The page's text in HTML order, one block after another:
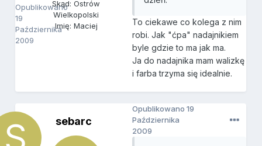
Opublikowano
19
Października
2009
Skąd: Ostrów
Wielkopolski
Imię: Maciej
To ciekawe co kolega z nim
robi. Jak "ćpa" nadajnikiem
byle gdzie to ma jak ma.
Ja do nadajnika mam walizkę
i farba trzyma się idealnie.
sebarc
Opublikowano19
Października
2009